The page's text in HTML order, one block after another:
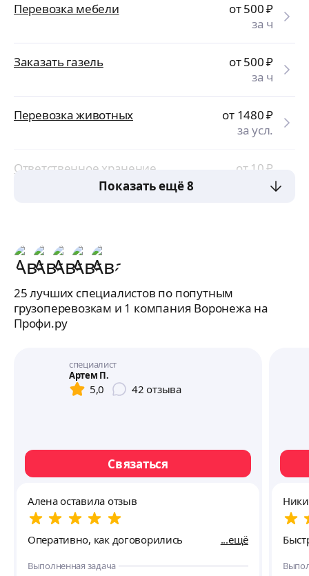
Перевозка мебели от 500₽
за ч
Заказать газель от 500₽
за ч
Перевозка животных от 1480₽
за усл.
Ответственное хранение от 10₽
за сут.
Показать ещё 8
25 лучших специалистов по попутным
грузоперевозкам и 1 компания Воронежа на
Профи.ру
специалист
Артем П.
5,0 42 отзыва
Связаться
Алена оставила отзыв
Оперативно, как договорились ещё
Выполненная задача